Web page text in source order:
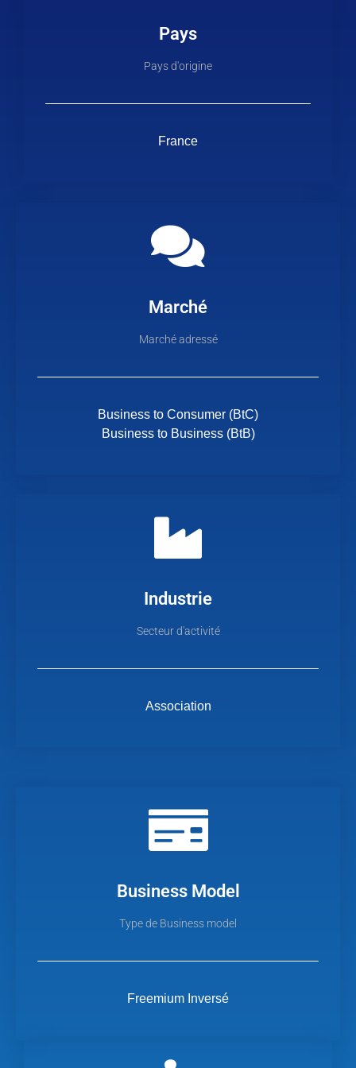
Pays
Pays d'origine
France
Marché
Marché adressé
Business to Consumer (BtC)
Business to Business (BtB)
Industrie
Secteur d'activité
Association
Business Model
Type de Business model
Freemium Inversé